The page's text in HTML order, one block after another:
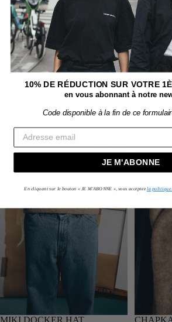
DOCKER
HAT
ARTISANAL
WOOL
FELT
BROWN
RUSSE
DE
10% DE RÉDUCTION SUR VOTRE
en vous abonnant à notre
Code disponible à la fin de ce
JE M'ABONNE
En cliquant sur le bouton « JE M'ABONNE », vous acceptez la politique